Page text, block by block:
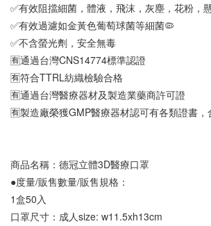
✅有效阻擋細菌，體液，飛沫，灰塵，花粉，
✅有效過濾如金黃色葡萄球菌等細菌🦠
✅不含螢光劑，安全無毒
🈶通過台灣CNS14774標準認證
🈶符合TTRL紡織檢驗合格
🈶通過台灣醫療器材及製造業藥商許可證
🈶製造廠榮獲GMP醫療器材認可有各類證書
商品名稱：德冠立體3D醫療口罩
●度量/販售數量/販售規格：
1盒50入
口罩尺寸：成人size: w11.5xh13cm